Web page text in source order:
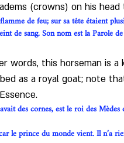
(crowns) on his head
de feu; sur sa tête étaient
de sang. Son nom est la Parole
words, this horseman is a
as a royal goat; note
des cornes, est le roi des
le prince du monde vient. Il n’a